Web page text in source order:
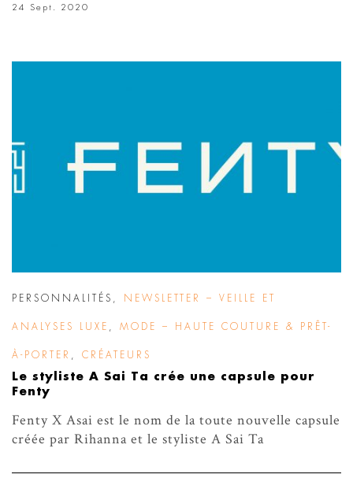
24 Sept. 2020
PERSONNALITÉS NEWSLETTER – VEILLE ET
ANALYSES LUXE MODE – HAUTE COUTURE & PRÊT-
À-PORTER CRÉATEURS
Le styliste A Sai Ta crée une capsule pour
Fenty
Fenty X Asai est le nom de la toute nouvelle capsule
créée par Rihanna et le styliste A Sai Ta